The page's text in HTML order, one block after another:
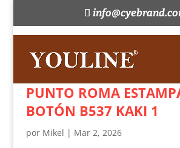
PUNTO ROMA
BOTÓN B537 KAKI 1
por Mikel | Mar 2, 2026